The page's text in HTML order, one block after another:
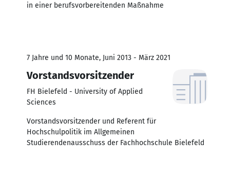
in einer berufsvorbereitenden Maßnahme
7 Jahre und 10 Monate, Juni 2013 - März 2021
Vorstandsvorsitzender
FH Bielefeld - University of Applied
Sciences
Vorstandsvorsitzender und Referent für
Hochschulpolitik im Allgemeinen
Studierendenausschuss der Fachhochschule Bielefeld